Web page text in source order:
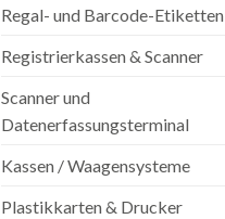
Regal- und Barcode-Etiketten
Registrierkassen & Scanner
Scanner und
Datenerfassungsterminal
Kassen / Waagensysteme
Plastikkarten & Drucker